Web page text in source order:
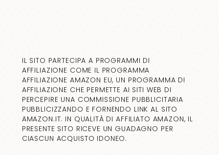
IL SITO PARTECIPA A PROGRAMMI DI
AFFILIAZIONE COME IL PROGRAMMA
AFFILIAZIONE AMAZON EU, UN PROGRAMMA DI
AFFILIAZIONE CHE PERMETTE AI SITI WEB DI
PERCEPIRE UNA COMMISSIONE PUBBLICITARIA
PUBBLICIZZANDO E FORNENDO LINK AL SITO
AMAZON.IT. IN QUALITÀ DI AFFILIATO AMAZON, IL
PRESENTE SITO RICEVE UN GUADAGNO PER
CIASCUN ACQUISTO IDONEO.